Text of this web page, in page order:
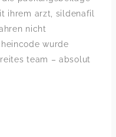
ihrem arzt, sildenafil
nicht
wurde
team – absolut